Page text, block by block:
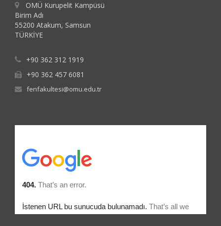
OMÜ Kurupelit Kampüsü
Birim Adı
55200 Atakum, Samsun
TÜRKİYE
+90 362 312 1919
+90 362 457 6081
fenfakultesi@omu.edu.tr